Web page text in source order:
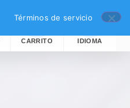
CARRITO IDIOMA
Términos de servicio